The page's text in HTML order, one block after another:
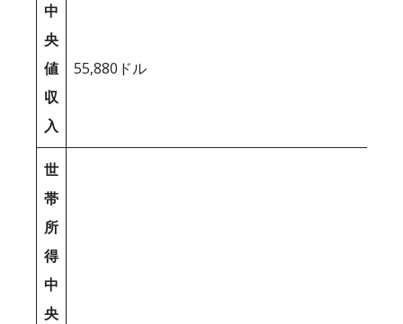
中
央
値
収
入
55,880ドル
世
帯
所
得
中
央